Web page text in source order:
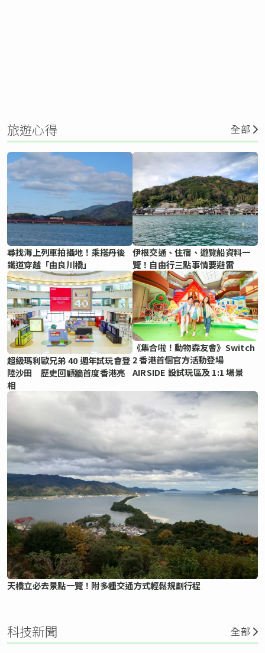
旅遊心得 全部
尋找海上列車拍攝地！乘搭丹後
鐵道穿越「由良川橋」
伊根交通、住宿、遊覽船資料一
覽！自由行三點事情要避雷
超級瑪利歐兄弟 40 週年試玩會登
陸沙田 歷史回顧牆首度香港亮
相
《集合啦！動物森友會》Switch
2 香港首個官方活動登場
AIRSIDE 設試玩區及 1:1 場景
天橋立必去景點一覽！附多種交通方式輕鬆規劃行程
科技新聞 全部